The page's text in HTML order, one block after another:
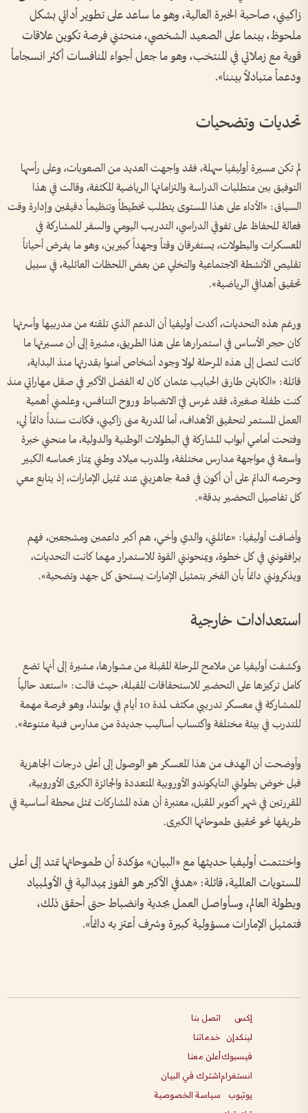
زاكيني، صاحبة الخبرة العالية، وهو ما ساعد على تطوير أدائي بشكل
ملحوظ، بينما على الصعيد الشخصي، منحتني فرصة تكوين علاقات
قوية مع زملائي في المنتخب، وهو ما جعل أجواء المنافسات أكثر انسجاماً
ودعماً متبادلاً بيننا».
تحديات وتضحيات
لم تكن مسيرة أوليفيا سهلة، فقد واجهت العديد من الصعوبات، وعلى رأسها
التوفيق بين متطلبات الدراسة والتزاماتها الرياضية المكثفة، وقالت في هذا
السياق: «الأداء على هذا المستوى يتطلب تخطيطاً وتنظيماً دقيقين وإدارة وقت
فعالة للحفاظ على تفوقي الدراسي، التدريب اليومي والسفر للمشاركة في
المعسكرات والبطولات، يستغرقان وقتاً وجهداً كبيرين، وهو ما يفرض أحياناً
تقليص الأنشطة الاجتماعية والتخلي عن بعض اللحظات العائلية، في سبيل
تحقيق أهدافي الرياضية».
ورغم هذه التحديات، أكدت أوليفيا أن الدعم الذي تلقته من مدربيها وأسرتها
كان حجر الأساس في استمرارها على هذا الطريق، مشيرة إلى أن مسيرتها ما
كانت لتصل إلى هذه المرحلة لولا وجود أشخاص آمنوا بقدرتها منذ البداية،
قائلة: «الكابتن طارق الحبايب عثمان كان له الفضل الأكبر في صقل مهاراتي منذ
كنت طفلة صغيرة، فقد غرس فيّ الانضباط وروح التنافس، وعلمني أهمية
العمل المستمر لتحقيق الأهداف، أما المدربة منى زاكيني، فكانت سنداً دائماً لي،
وفتحت أمامي أبواب المشاركة في البطولات الوطنية والدولية، ما منحني خبرة
واسعة في مواجهة مدارس مختلفة، والمدرب ميلاد وطني يمتاز بحماسه الكبير
وحرصه الدائم على أن أكون في قمة جاهزيتي عند تمثيل الإمارات، إذ يتابع معي
كل تفاصيل التحضير بدقة».
وأضافت أوليفيا: «عائلتي، والدي وأخي، هم أكبر داعمين ومشجعين، فهم
يرافقونني في كل خطوة، ويمنحونني القوة للاستمرار مهما كانت التحديات،
ويذكرونني دائماً بأن الفخر بتمثيل الإمارات يستحق كل جهد وتضحية».
استعدادات خارجية
وكشفت أوليفيا عن ملامح المرحلة المقبلة من مشوارها، مشيرة إلى أنها تضع
كامل تركيزها على التحضير للاستحقاقات المقبلة، حيث قالت: «استعد حالياً
للمشاركة في معسكر تدريبي مكثف لمدة 10 أيام في بولندا، وهو فرصة مهمة
للتدرب في بيئة مختلفة واكتساب أساليب جديدة من مدارس فنية متنوعة».
وأوضحت أن الهدف من هذا المعسكر هو الوصول إلى أعلى درجات الجاهزية
قبل خوض بطولتي التايكوندو الأوروبية المتعددة والجائزة الكبرى الأوروبية،
المقررتين في شهر أكتوبر المقبل، معتبرة أن هذه المشاركات تمثل محطة أساسية في
طريقها نحو تحقيق طموحاتها الكبرى.
واختتمت أوليفيا حديثها مع «البيان» مؤكدة أن طموحاتها تمتد إلى أعلى
المستويات العالمية، قائلة: «هدفي الأكبر هو الفوز بميدالية في الأولمبياد
وبطولة العالم، وسأواصل العمل بجدية وانضباط حتى أحقق ذلك،
فتمثيل الإمارات مسؤولية كبيرة وشرف أعتز به دائماً».
إكس
لينكدإن
فيسبوك
انستغرام
يوتيوب
اتصل بنا
خدماتنا
أعلن معنا
اشترك في البيان
سياسة الخصوصية